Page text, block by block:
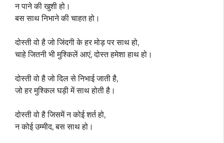
न पाने की खुशी हो।
बस साथ निभाने की चाहत हो।
दोस्ती वो है जो जिंदगी के हर मोड़ पर साथ हो,
चाहे जितनी भी मुश्किलें आएं, दोस्त हमेशा हाथ हो।
दोस्ती वो है जो दिल से निभाई जाती है,
जो हर मुश्किल घड़ी में साथ होती है।
दोस्ती वो है जिसमें न कोई शर्त हो,
न कोई उम्मीद, बस साथ हो।